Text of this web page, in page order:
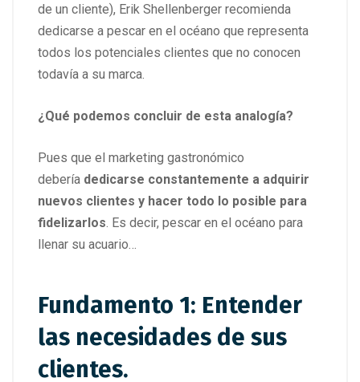
de un cliente), Erik Shellenberger recomienda
dedicarse a pescar en el océano que representa
todos los potenciales clientes que no conocen
todavía a su marca.
¿Qué podemos concluir de esta analogía?
Pues que el marketing gastronómico
debería dedicarse constantemente a adquirir
nuevos clientes y hacer todo lo posible para
fidelizarlos . Es decir, pescar en el océano para
llenar su acuario…
Fundamento 1: Entender
las necesidades de sus
clientes.